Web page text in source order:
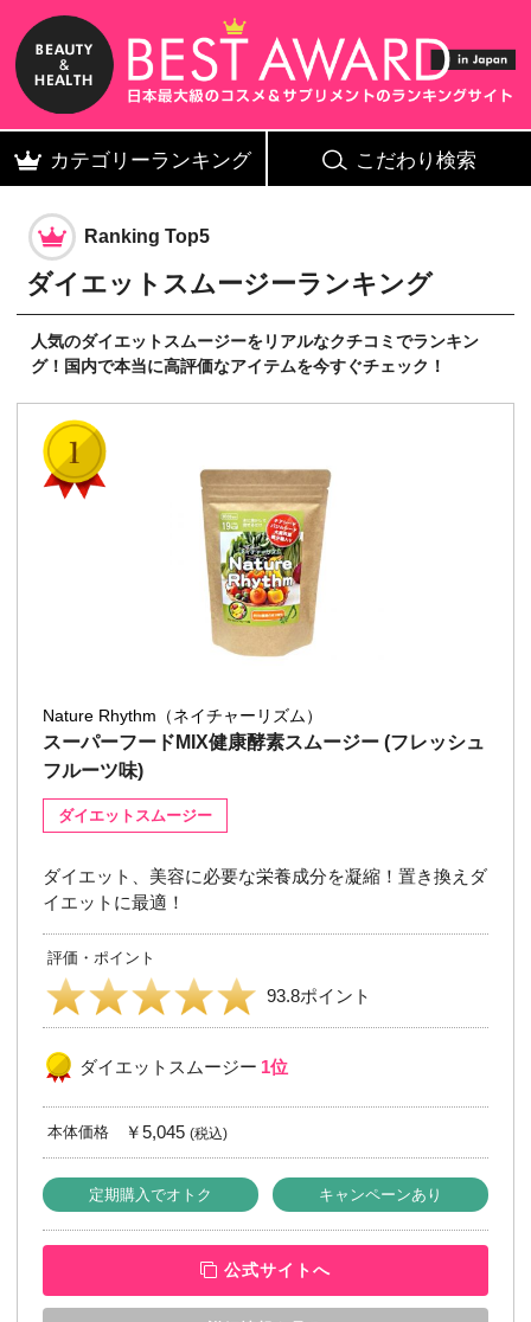
カテゴリーランキング こだわり検索
Ranking Top5
ダイエットスムージーランキング
人気のダイエットスムージーをリアルなクチコミでランキン
グ！国内で本当に高評価なアイテムを今すぐチェック！
Nature Rhythm（ネイチャーリズム）
スーパーフードMIX健康酵素スムージー (フレッシュ
フルーツ味)
ダイエットスムージー
ダイエット、美容に必要な栄養成分を凝縮！置き換えダ
イエットに最適！
評価・ポイント
93.8ポイント
ダイエットスムージー 1位
本体価格 ￥5,045 (税込)
定期購入でオトク キャンペーンあり
公式サイトへ